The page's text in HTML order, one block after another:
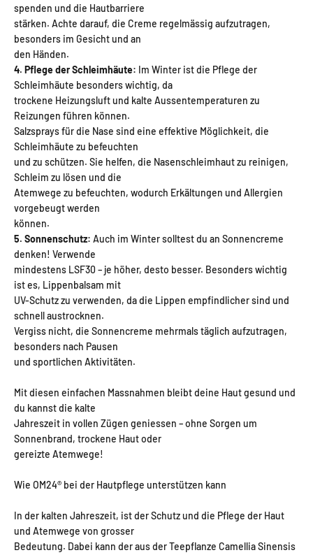
spenden und die Hautbarriere
stärken. Achte darauf, die Creme regelmässig aufzutragen,
besonders im Gesicht und an
den Händen.
4. Pflege der Schleimhäute: Im Winter ist die Pflege der
Schleimhäute besonders wichtig, da
trockene Heizungsluft und kalte Aussentemperaturen zu
Reizungen führen können.
Salzsprays für die Nase sind eine effektive Möglichkeit, die
Schleimhäute zu befeuchten
und zu schützen. Sie helfen, die Nasenschleimhaut zu reinigen,
Schleim zu lösen und die
Atemwege zu befeuchten, wodurch Erkältungen und Allergien
vorgebeugt werden
können.
5. Sonnenschutz: Auch im Winter solltest du an Sonnencreme
denken! Verwende
mindestens LSF30 – je höher, desto besser. Besonders wichtig
ist es, Lippenbalsam mit
UV-Schutz zu verwenden, da die Lippen empfindlicher sind und
schnell austrocknen.
Vergiss nicht, die Sonnencreme mehrmals täglich aufzutragen,
besonders nach Pausen
und sportlichen Aktivitäten.
Mit diesen einfachen Massnahmen bleibt deine Haut gesund und
du kannst die kalte
Jahreszeit in vollen Zügen geniessen – ohne Sorgen um
Sonnenbrand, trockene Haut oder
gereizte Atemwege!
Wie OM24® bei der Hautpflege unterstützen kann
In der kalten Jahreszeit, ist der Schutz und die Pflege der Haut
und Atemwege von grosser
Bedeutung. Dabei kann der aus der Teepflanze Camellia Sinensis